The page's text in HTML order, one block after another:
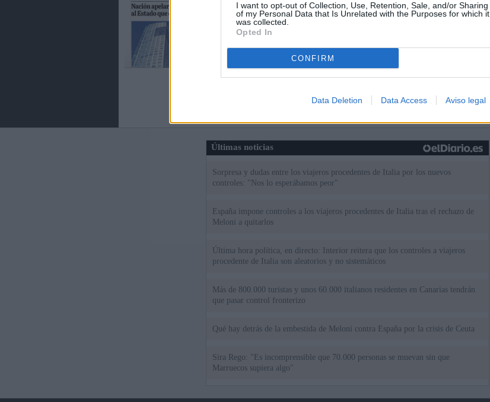
I want to opt-out of Collection, Use, Retention, Sale, and/or Sharing
of my Personal Data that Is Unrelated with the Purposes for which it
was collected.
Opted In
CONFIRM
Data Deletion Data Access Aviso legal
Últimas noticias
Sorpresa y dudas entre los viajeros procedentes de Italia por los nuevos
controles: "Nos lo esperábamos peor"
España impone controles a los viajeros procedentes de Italia tras el rechazo de
Meloni a quitarlos
Última hora política, en directo: Interior reitera que los controles a viajeros
procedente de Italia son aleatorios y no sistemáticos
Más de 800.000 turistas y unos 60.000 italianos residentes en Canarias tendrán
que pasar control fronterizo
Qué hay detrás de la embestida de Meloni contra España por la crisis de Ceuta
Sira Rego: "Es incomprensible que 70.000 personas se muevan sin que
Marruecos supiera algo"